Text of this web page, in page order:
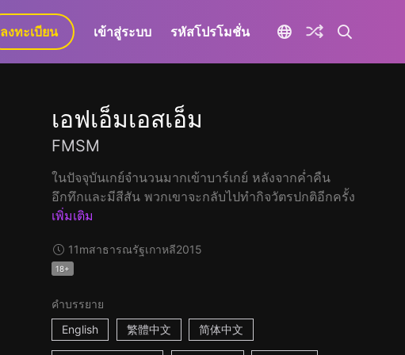
GaLa+
ลงทะเบียน เข้าสู่ระบบ รหัสโปรโมชั่น
เอฟเอ็มเอสเอ็ม
FMSM
ในปัจจุบันเกย์จำนวนมากเข้าบาร์เกย์ หลังจากค่ำคืน
อึกทึกและมีสีสัน พวกเขาจะกลับไปทำกิจวัตรปกติอีกครั้ง
เพิ่มเติม
11mสาธารณรัฐเกาหลี2015
18+
คำบรรยาย
English
繁體中文 简体中文